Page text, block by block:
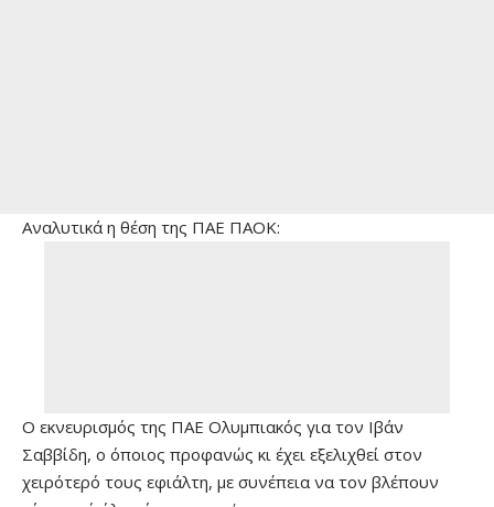
Αναλυτικά η θέση της ΠΑΕ ΠΑΟΚ:
Ο εκνευρισμός της ΠΑΕ Ολυμπιακός για τον Ιβάν
Σαββίδη, ο όποιος προφανώς κι έχει εξελιχθεί στον
χειρότερό τους εφιάλτη, με συνέπεια να τον βλέπουν